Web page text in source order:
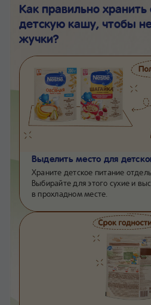
Как правильно хранить
детскую кашу, чтобы
жучки?
Выделить место для
Храните детское питание
Выбирайте для этого сухие и
в прохладном месте.